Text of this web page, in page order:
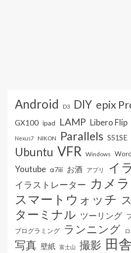
Android D3 DIY epix
GX100 ipad LAMP Libero Flip
Nexus7 NIKON Parallels S51SE
Ubuntu VFR Windows
Youtube α7iii お酒 アプリ イ
イラストレーター カメラ
スマートウォッチ
ターミナル ツーリング
プログラミング ランニング
写真 壁紙 富士山 撮影 田